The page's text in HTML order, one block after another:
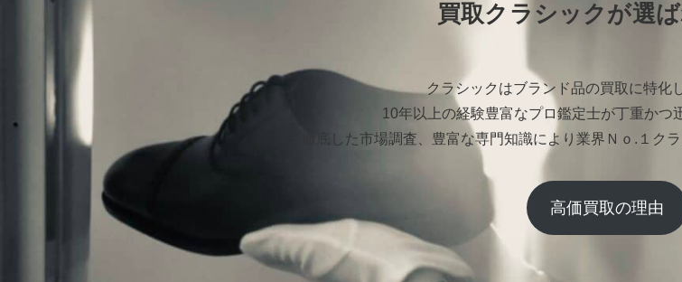
買取クラシックが選
クラシックはブランド品の買取に特化
10年以上の経験豊富なプロ鑑定士が丁重かつ
徹底した市場調査、豊富な専門知識により業界Ｎｏ.１ク
高価買取の理由